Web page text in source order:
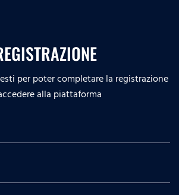
per poter completare la registrazione
alla piattaforma